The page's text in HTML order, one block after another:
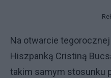
Na otwarcie tegorocznej
Hiszpanką Cristiną
takim samym stosunku